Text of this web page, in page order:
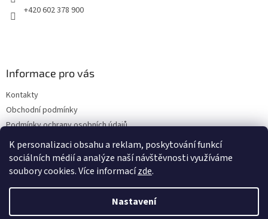
K personalizaci obsahu a reklam, poskytování funkcí
sociálních médií a analýze naší návštěvnosti využíváme
soubory cookies. Více informacízde.
Nastavení
+420 602 378 900
Informace pro vás
Kontakty
Obchodní podmínky
Podmínky ochrany osobních údajů
Dodací a platební podmínky